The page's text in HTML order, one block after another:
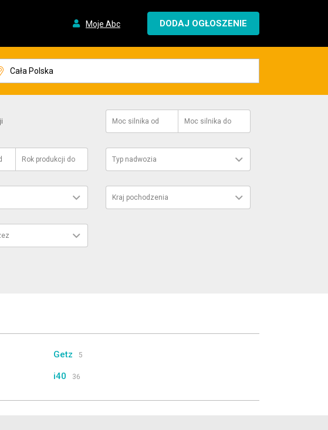
Moje Abc DODAJ OGŁOSZENIE
Moc silnika od Moc silnika do
Rok produkcji do Typ nadwozia
Kraj pochodzenia
Getz 5
i40 36
Santa Fe 27